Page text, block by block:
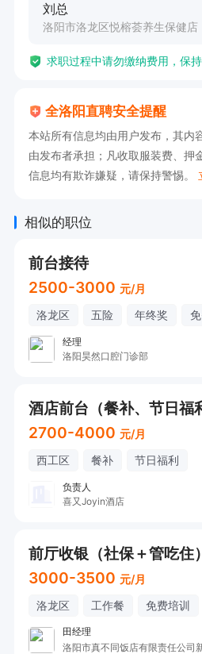
刘总
洛阳市洛龙区悦榕荟养生保健店
求职过程中请勿缴纳费用，保
全洛阳直聘安全提醒
本站所有信息均由用户发布，其内
由发布者承担；凡收取服装费、押
信息均有欺诈嫌疑，请保持警惕。
相似的职位
前台接待
2500-3000 元/月
洛龙区 五险 年终奖
经理
洛阳昊然口腔门诊部
酒店前台（餐补、节日福
2700-4000 元/月
西工区 餐补 节日福利
负责人
喜又Joyin酒店
前厅收银（社保＋管吃住）
3000-3500 元/月
洛龙区 工作餐 免费培训
田经理
洛阳市真不同饭店有限责任公司